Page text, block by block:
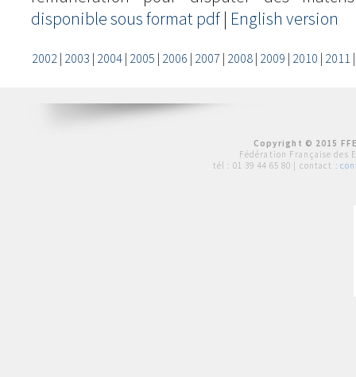
disponible sous format pdf | English version
2002| 2003 | 2004| 2005 | 2006 | 2007 | 2008| 2009 | 2010 | 2011
Copyright © 2015
Fédération Française des
tél : 01 39 44 65 80 | contact :